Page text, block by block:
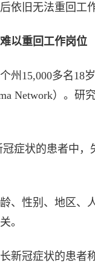
依旧无法重回工
以重回工作岗位
州15,000多名18
Network）。研
症状的患者中
、性别、地区、
。
新冠症状的患者